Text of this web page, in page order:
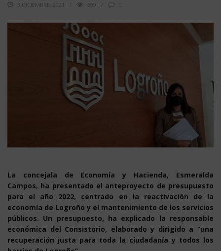
3 DICIEMBRE, 2021 599
La concejala de Economía y Hacienda, Esmeralda
Campos, ha presentado el anteproyecto de presupuesto
para el año 2022, centrado en la reactivación de la
economía de Logroño y el mantenimiento de los servicios
públicos. Un presupuesto, ha explicado la responsable
económica del Consistorio, elaborado y dirigido a “una
recuperación justa para toda la ciudadanía y todos los